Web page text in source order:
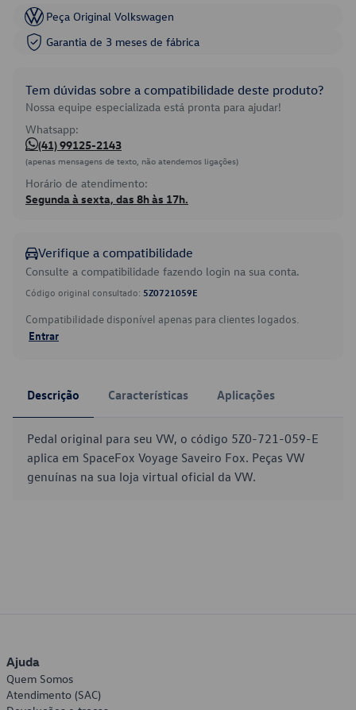
Peça Original Volkswagen
Garantia de 3 meses de fábrica
Tem dúvidas sobre a compatibilidade deste produto?
Nossa equipe especializada está pronta para ajudar!
Whatsapp:
(41) 99125-2143
(apenas mensagens de texto, não atendemos ligações)
Horário de atendimento:
Segunda à sexta, das 8h às 17h.
Verifique a compatibilidade
Consulte a compatibilidade fazendo login na sua conta.
Código original consultado: 5Z0721059E
Compatibilidade disponível apenas para clientes logados.
Entrar
Descrição Características Aplicações
Pedal original para seu VW, o código 5Z0-721-059-E
aplica em SpaceFox Voyage Saveiro Fox. Peças VW
genuínas na sua loja virtual oficial da VW.
Ajuda
Quem Somos
Atendimento (SAC)